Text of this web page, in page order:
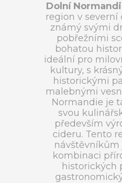
Dolní
region v severní
známý svými
pobřežními
bohatou
ideální pro
kultury, s
historickými
malebnými
Normandie je
svou
především
cideru. Tento
návštěvníkům
kombinaci
historických